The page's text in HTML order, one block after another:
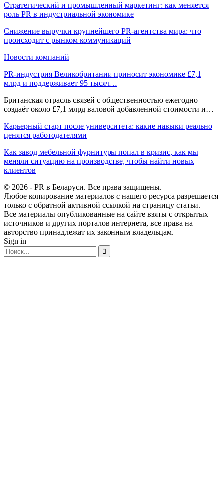
Стратегический и промышленный маркетинг: как меняется
роль PR в индустриальной экономике
Снижение выручки крупнейшего PR-агентства мира: что
происходит с рынком коммуникаций
Новости компаний
PR-индустрия Великобритании приносит экономике £7,1
млрд и поддерживает 95 тысяч…
Британская отрасль связей с общественностью ежегодно
создаёт около £7,1 млрд валовой добавленной стоимости и…
Карьерный старт после университета: какие навыки реально
ценятся работодателями
Как завод мебельной фурнитуры попал в кризис, как мы
меняли ситуацию на производстве, чтобы найти новых
клиентов
© 2026 - PR в Беларуси. Все права защищены.
Любое копирование материалов с нашего ресурса разрешается
только с обратной активной ссылкой на страницу статьи.
Все материалы опубликованные на сайте взяты с открытых
источников и других порталов интернета, все права на
авторство принадлежат их законным владельцам.
Sign in